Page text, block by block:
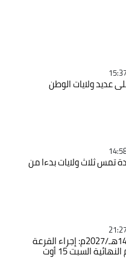
عديد ولايات الوطن
ثلاث ولايات بدءا من
حج موسم 1448هـ/2027م: إجراء القرعة
السبت 15 أوت